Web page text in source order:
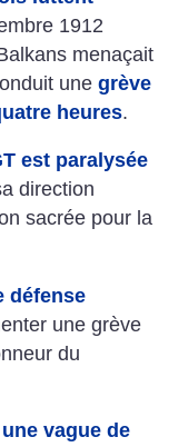
1912
menaçait
unegrève
heures.
est paralysée
direction
sacrée pour la
défense
une grève
du
vague de